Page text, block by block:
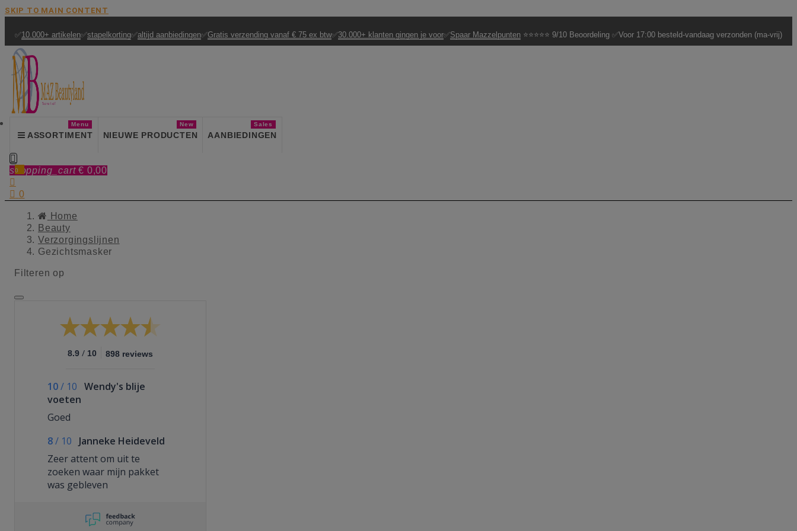
SKIP TO MAIN CONTENT
✅10.000+ artikelen✅stapelkorting✅altijd aanbiedingen✅Gratis verzending vanaf € 75 ex btw✅30.000+ klanten gingen je voor✅Spaar Mazzelpunten ⭐⭐⭐⭐⭐ 9/10 Beoordeling ✅Voor 17:00 besteld-vandaag verzonden (ma-vrij)
ASSORTIMENT
Menu
NIEUWE PRODUCTEN
New
AANBIEDINGEN
Sales

shopping_cart € 0,00
0

 0
Home
Beauty
Verzorgingslijnen
Gezichtsmasker
Filteren op
8.9 / 10 898 reviews
10/ 10 Wendy's blije
voeten
Goed
8/ 10
Janneke Heideveld
Zeer attent om uit te
zoeken waar mijn pakket
was gebleven